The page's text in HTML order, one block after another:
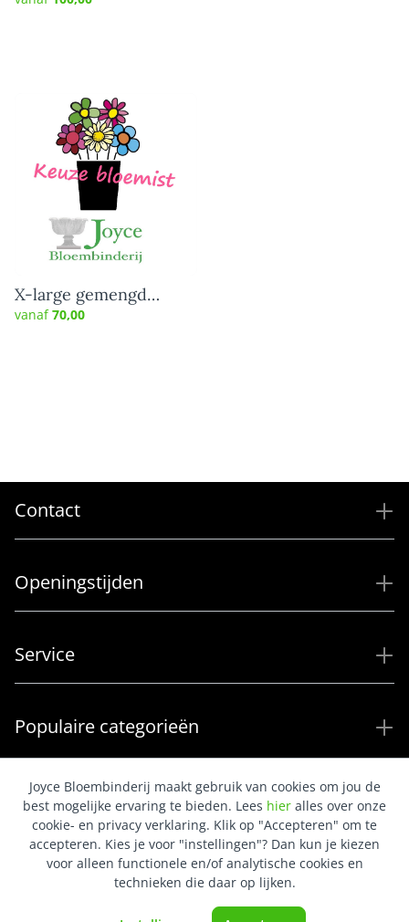
X-large gemengd
boeket
vanaf70,00
Contact
Openingstijden
Service
Populaire categorieën
Joyce Bloembinderij maakt gebruik van cookies om jou de
best mogelijke ervaring te bieden. Lees hier alles over onze
cookie- en privacy verklaring. Klik op "Accepteren" om te
accepteren. Kies je voor "instellingen"? Dan kun je kiezen
voor alleen functionele en/of analytische cookies en
technieken die daar op lijken.